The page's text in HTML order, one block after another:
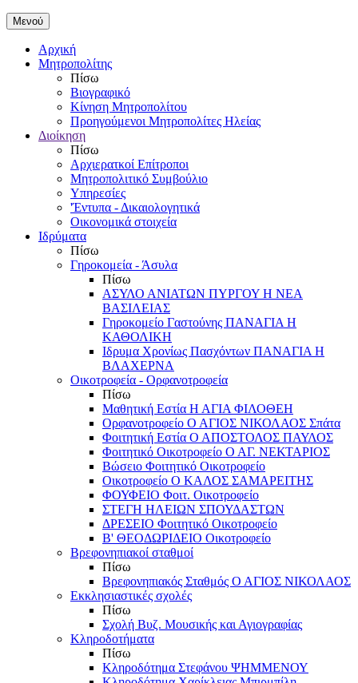
Μενού
Αρχική
Μητροπολίτης
Πίσω
Βιογραφικό
Κίνηση Μητροπολίτου
Προηγούμενοι Μητροπολίτες Ηλείας
Διοίκηση
Πίσω
Αρχιερατκοί Επίτροποι
Μητροπολιτικό Συμβούλιο
Υπηρεσίες
'Έντυπα - Δικαιολογητικά
Οικονομικά στοιχεία
Ιδρύματα
Πίσω
Γηροκομεία - Άσυλα
Πίσω
ΑΣΥΛΟ ΑΝΙΑΤΩΝ ΠΥΡΓΟΥ Η ΝΕΑ
ΒΑΣΙΛΕΙΑΣ
Γηροκομείο Γαστούνης ΠΑΝΑΓΙΑ Η
ΚΑΘΟΛΙΚΗ
Ιδρυμα Χρονίως Πασχόντων ΠΑΝΑΓΙΑ Η
ΒΛΑΧΕΡΝΑ
Οικοτροφεία - Ορφανοτροφεία
Πίσω
Μαθητική Εστία Η ΑΓΙΑ ΦΙΛΟΘΕΗ
Ορφανοτροφείο Ο ΑΓΙΟΣ ΝΙΚΟΛΑΟΣ Σπάτα
Φοιτητική Εστία Ο ΑΠΟΣΤΟΛΟΣ ΠΑΥΛΟΣ
Φοιτητικό Οικοτροφείο Ο ΑΓ. ΝΕΚΤΑΡΙΟΣ
Βώσειο Φοιτητικό Οικοτροφείο
Οικοτροφείο Ο ΚΑΛΟΣ ΣΑΜΑΡΕΙΤΗΣ
ΦΟΥΦΕΙΟ Φοιτ. Οικοτροφείο
ΣΤΕΓΗ ΗΛΕΙΩΝ ΣΠΟΥΔΑΣΤΩΝ
ΔΡΕΣΕΙΟ Φοιτητικό Οικοτροφείο
Β' ΘΕΟΔΩΡΙΔΕΙΟ Οικοτροφείο
Βρεφονηπιακοί σταθμοί
Πίσω
Βρεφονηπιακός Σταθμός Ο ΑΓΙΟΣ ΝΙΚΟΛΑΟΣ
Εκκλησιαστικές σχολές
Πίσω
Σχολή Βυζ. Μουσικής και Αγιογραφίας
Κληροδοτήματα
Πίσω
Κληροδότημα Στεφάνου ΨΗΜΜΕΝΟΥ